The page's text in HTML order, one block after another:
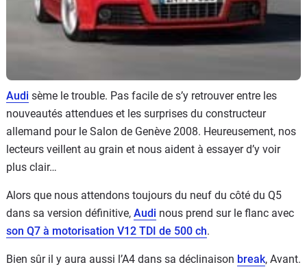
Moto
Audi sème le trouble. Pas facile de s’y retrouver entre les
nouveautés attendues et les surprises du constructeur
allemand pour le Salon de Genève 2008. Heureusement, nos
lecteurs veillent au grain et nous aident à essayer d’y voir
plus clair…
Alors que nous attendons toujours du neuf du côté du Q5
dans sa version définitive, Audi nous prend sur le flanc avec
son Q7 à motorisation V12 TDI de 500 ch.
Bien sûr il y aura aussi l’A4 dans sa déclinaison break, Avant.